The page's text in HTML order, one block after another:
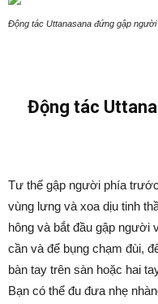
Động tác Uttanasana đứng gập
Động tác
Tư thế gập người phía
vùng lưng và xoa dịu tinh
hông và bắt đầu gập người
cần và để bụng chạm đùi,
bàn tay trên sàn hoặc hai
Bạn có thể đu đưa nhẹ